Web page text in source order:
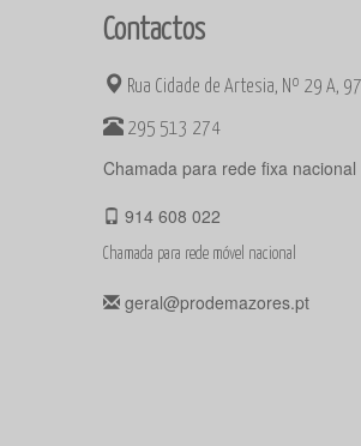
Contactos
Rua Cidade de Artesia, Nº 29 A,
295 513 274
Chamada para rede fixa nacional
914 608 022
Chamada para rede móvel nacional
geral@prodemazores.pt